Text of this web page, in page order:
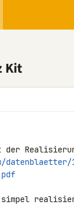
Kit